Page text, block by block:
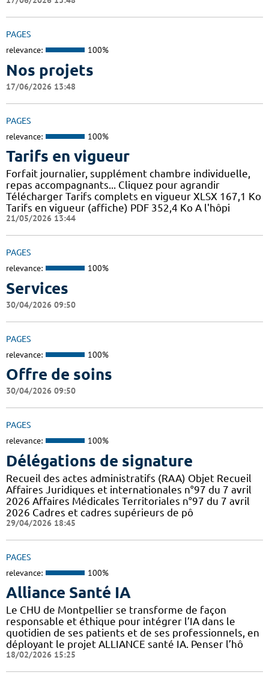
PAGES
relevance: 100%
Nos projets
17/06/2026 13:48
PAGES
relevance: 100%
Tarifs en vigueur
Forfait journalier, supplément chambre individuelle,
repas accompagnants... Cliquez pour agrandir
Télécharger Tarifs complets en vigueur XLSX 167,1 Ko
Tarifs en vigueur (affiche) PDF 352,4 Ko A l'hôpi
21/05/2026 13:44
PAGES
relevance: 100%
Services
30/04/2026 09:50
PAGES
relevance: 100%
Offre de soins
30/04/2026 09:50
PAGES
relevance: 100%
Délégations de signature
Recueil des actes administratifs (RAA) Objet Recueil
Affaires Juridiques et internationales n°97 du 7 avril
2026 Affaires Médicales Territoriales n°97 du 7 avril
2026 Cadres et cadres supérieurs de pô
29/04/2026 18:45
PAGES
relevance: 100%
Alliance Santé IA
Le CHU de Montpellier se transforme de façon
responsable et éthique pour intégrer l’IA dans le
quotidien de ses patients et de ses professionnels, en
déployant le projet ALLIANCE santé IA. Penser l’hô
18/02/2026 15:25